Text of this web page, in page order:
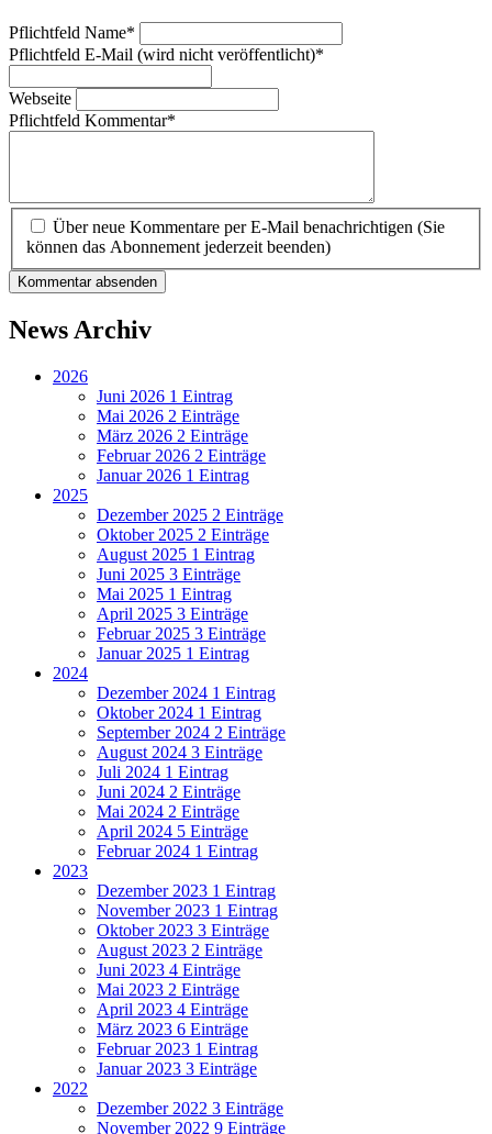
Pflichtfeld Name*
Pflichtfeld E-Mail (wird nicht veröffentlicht)*
Webseite
Pflichtfeld Kommentar*
Über neue Kommentare per E-Mail benachrichtigen (Sie
können das Abonnement jederzeit beenden)
Kommentar absenden
News Archiv
2026
Juni 2026 1 Eintrag
Mai 2026 2 Einträge
März 2026 2 Einträge
Februar 2026 2 Einträge
Januar 2026 1 Eintrag
2025
Dezember 2025 2 Einträge
Oktober 2025 2 Einträge
August 2025 1 Eintrag
Juni 2025 3 Einträge
Mai 2025 1 Eintrag
April 2025 3 Einträge
Februar 2025 3 Einträge
Januar 2025 1 Eintrag
2024
Dezember 2024 1 Eintrag
Oktober 2024 1 Eintrag
September 2024 2 Einträge
August 2024 3 Einträge
Juli 2024 1 Eintrag
Juni 2024 2 Einträge
Mai 2024 2 Einträge
April 2024 5 Einträge
Februar 2024 1 Eintrag
2023
Dezember 2023 1 Eintrag
November 2023 1 Eintrag
Oktober 2023 3 Einträge
August 2023 2 Einträge
Juni 2023 4 Einträge
Mai 2023 2 Einträge
April 2023 4 Einträge
März 2023 6 Einträge
Februar 2023 1 Eintrag
Januar 2023 3 Einträge
2022
Dezember 2022 3 Einträge
November 2022 9 Einträge